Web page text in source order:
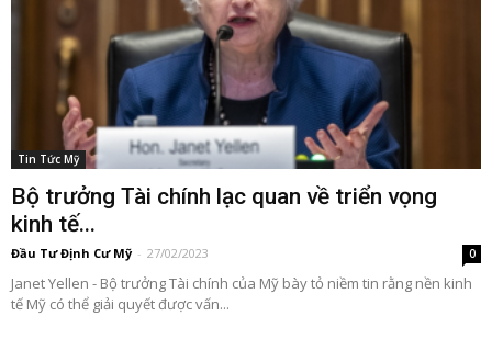
Tin Tức Mỹ
Bộ trưởng Tài chính lạc quan về triển vọng
kinh tế...
Đầu Tư Định Cư Mỹ - 27/02/2023 0
Janet Yellen - Bộ trưởng Tài chính của Mỹ bày tỏ niềm tin rằng nền kinh
tế Mỹ có thể giải quyết được vấn...